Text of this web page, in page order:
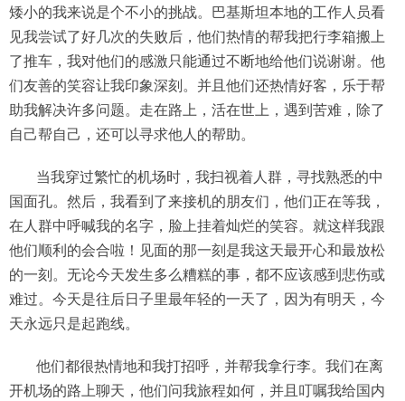
矮小的我来说是个不小的挑战。巴基斯坦本地的工作人员看
见我尝试了好几次的失败后，他们热情的帮我把行李箱搬上
了推车，我对他们的感激只能通过不断地给他们说谢谢。他
们友善的笑容让我印象深刻。并且他们还热情好客，乐于帮
助我解决许多问题。走在路上，活在世上，遇到苦难，除了
自己帮自己，还可以寻求他人的帮助。
当我穿过繁忙的机场时，我扫视着人群，寻找熟悉的中
国面孔。然后，我看到了来接机的朋友们，他们正在等我，
在人群中呼喊我的名字，脸上挂着灿烂的笑容。就这样我跟
他们顺利的会合啦！见面的那一刻是我这天最开心和最放松
的一刻。无论今天发生多么糟糕的事，都不应该感到悲伤或
难过。今天是往后日子里最年轻的一天了，因为有明天，今
天永远只是起跑线。
他们都很热情地和我打招呼，并帮我拿行李。我们在离
开机场的路上聊天，他们问我旅程如何，并且叮嘱我给国内